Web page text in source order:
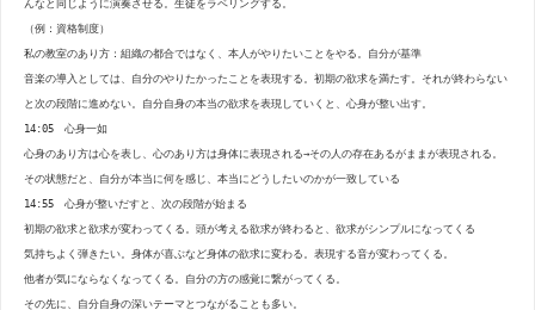
んなと同じように演奏させる。生徒をラベリングする。
（例：資格制度）
私の教室のあり方：組織の都合ではなく、本人がやりたいことをやる。自分が基準
音楽の導入としては、自分のやりたかったことを表現する。初期の欲求を満たす。それが終わらない
と次の段階に進めない。自分自身の本当の欲求を表現していくと、心身が整い出す。
14:05 心身一如
心身のあり方は心を表し、心のあり方は身体に表現される→その人の存在あるがままが表現される。
その状態だと、自分が本当に何を感じ、本当にどうしたいのかが一致している
14:55 心身が整いだすと、次の段階が始まる
初期の欲求と欲求が変わってくる。頭が考える欲求が終わると、欲求がシンプルになってくる
気持ちよく弾きたい。身体が喜ぶなど身体の欲求に変わる。表現する音が変わってくる。
他者が気にならなくなってくる。自分の方の感覚に繋がってくる。
その先に、自分自身の深いテーマとつながることも多い。